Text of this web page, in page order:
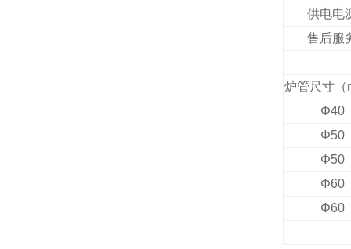
供电电
售后服
炉管尺寸（
Φ40
Φ50
Φ50
Φ60
Φ60